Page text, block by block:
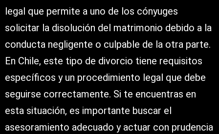
legal que permite a uno de los cónyuges
solicitar la disolución del matrimonio debido a la
conducta negligente o culpable de la otra parte.
En Chile, este tipo de divorcio tiene requisitos
específicos y un procedimiento legal que debe
seguirse correctamente. Si te encuentras en
esta situación, es importante buscar el
asesoramiento adecuado y actuar con prudencia